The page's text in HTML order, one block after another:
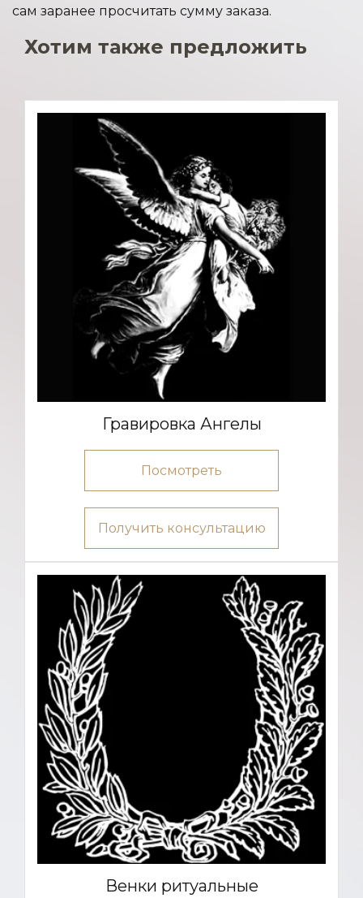
сам заранее просчитать сумму заказа.
Хотим также предложить
Гравировка Ангелы
Посмотреть
Получить консультацию
Венки ритуальные